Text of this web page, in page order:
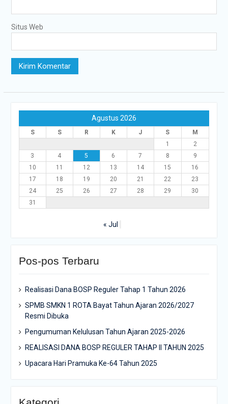
Situs Web
Agustus 2026
S S R K J S
M
1
2
3
4 5 6 7 8
9
10
11 12 13 14 15
16
17
18 19 20 21 22
23
24
25 26 27 28 29
30
31
« Jul
Pos-pos Terbaru
Realisasi Dana BOSP Reguler Tahap 1 Tahun 2026
SPMB SMKN 1 ROTA Bayat Tahun Ajaran 2026/2027
Resmi Dibuka
Pengumuman Kelulusan Tahun Ajaran 2025-2026
REALISASI DANA BOSP REGULER TAHAP II TAHUN 2025
Upacara Hari Pramuka Ke-64 Tahun 2025